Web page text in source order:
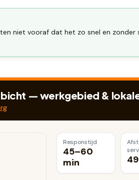
niet vooraf dat het zo snel en zonder
— werkgebied &
Responstijd
45–60
min